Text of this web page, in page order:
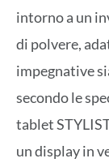
intorno a un
di polvere,
impegnative
secondo le
tablet
un display in